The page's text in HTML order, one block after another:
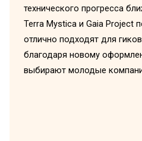
технического прогресса
Terra Mystica и Gaia Project
отлично подходят для
благодаря новому
выбирают молодые